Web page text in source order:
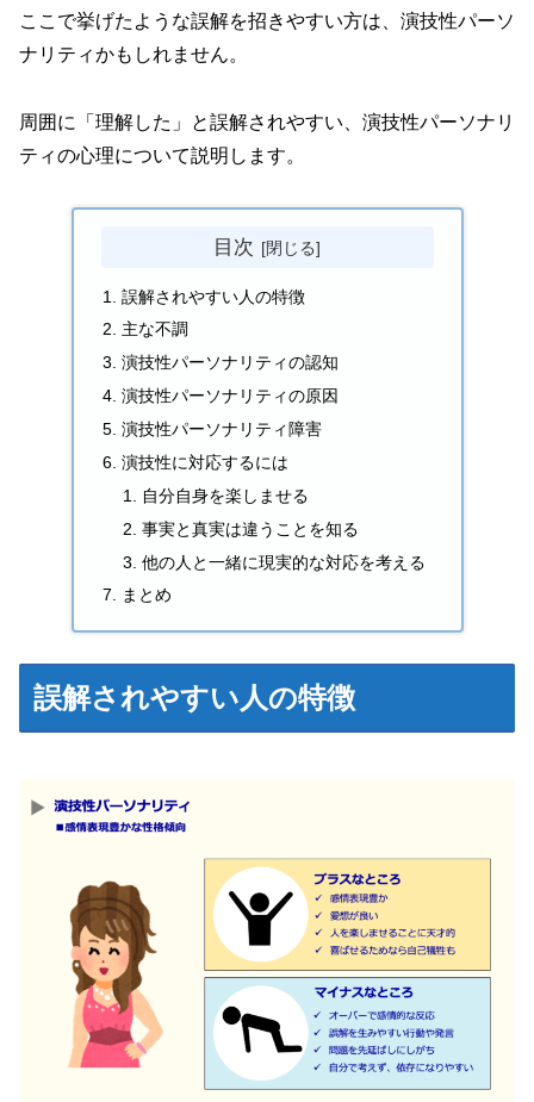
ここで挙げたような誤解を招きやすい方は、演技性パーソ
ナリティかもしれません。
周囲に「理解した」と誤解されやすい、演技性パーソナリ
ティの心理について説明します。
目次
誤解されやすい人の特徴
主な不調
演技性パーソナリティの認知
演技性パーソナリティの原因
演技性パーソナリティ障害
演技性に対応するには
自分自身を楽しませる
事実と真実は違うことを知る
他の人と一緒に現実的な対応を考える
まとめ
誤解されやすい人の特徴